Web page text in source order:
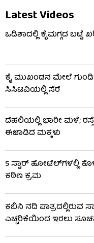
Latest Videos
ಒಡಿಶಾದಲ್ಲಿ ಕೈಮಗ್ಗದ ಬಟ್ಟೆ
ಕೈ ಮುಖಂಡನ ಮೇಲೆ
ಸಿಸಿಟಿವಿಯಲ್ಲಿ ಸೆರೆ
ದೆಹಲಿಯಲ್ಲಿ ಭಾರೀ ಮಳೆ;
ಈಜಾಡಿದ ಮಕ್ಕಳು
5 ಸ್ಟಾರ್ ಹೋಟೆಲ್​​ಗಳಲ್ಲಿ
ಕಠಿಣ ಕ್ರಮ
ಕಬಿನಿ ನದಿ ಪಾತ್ರದಲ್ಲಿರುವ
ಎಚ್ಚರಿಕೆಯಿಂದ ಇರಲು